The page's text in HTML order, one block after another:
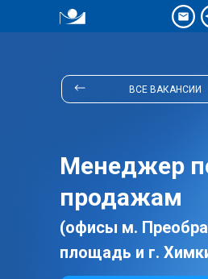
Менеджер
продажам
ВСЕ ВАКАНСИИ
(офисы м.
площадь и г.